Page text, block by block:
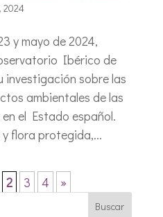
2024
y mayo de 2024,
Ibérico de
investigación sobre las
ambientales de las
el Estado español.
flora protegida,...
2 3 4 »